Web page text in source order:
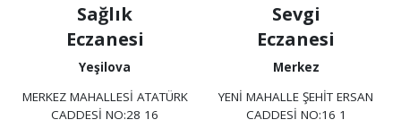
Sağlık
Eczanesi
Yeşilova
MERKEZ MAHALLESİ ATATÜRK
CADDESİ NO:28 16
Sevgi
Eczanesi
Merkez
YENİ MAHALLE ŞEHİT ERSAN
CADDESİ NO:16 1